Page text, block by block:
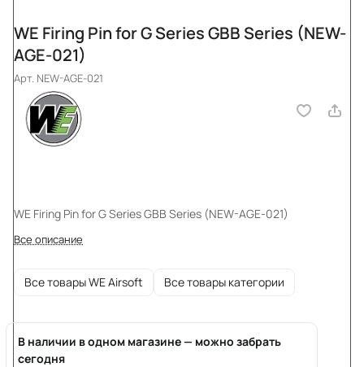
WE Firing Pin for G Series GBB Series (NEW-
AGE-021)
Арт. NEW-AGE-021
WE Firing Pin for G Series GBB Series (NEW-AGE-021)
Все описание
Все товары WE Airsoft Все товары категории
В наличии в одном магазине — можно забрать
сегодня